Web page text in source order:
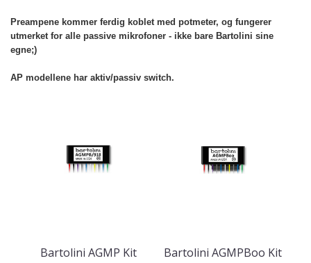
Preampene kommer ferdig koblet med potmeter, og fungerer
utmerket for alle passive mikrofoner - ikke bare Bartolini sine
egne;)
AP modellene har aktiv/passiv switch.
Bartolini AGMP Kit Bartolini AGMPBoo Kit